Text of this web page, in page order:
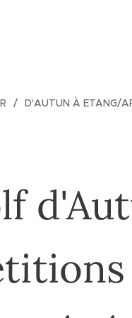
D'AUTUN À ETANG/